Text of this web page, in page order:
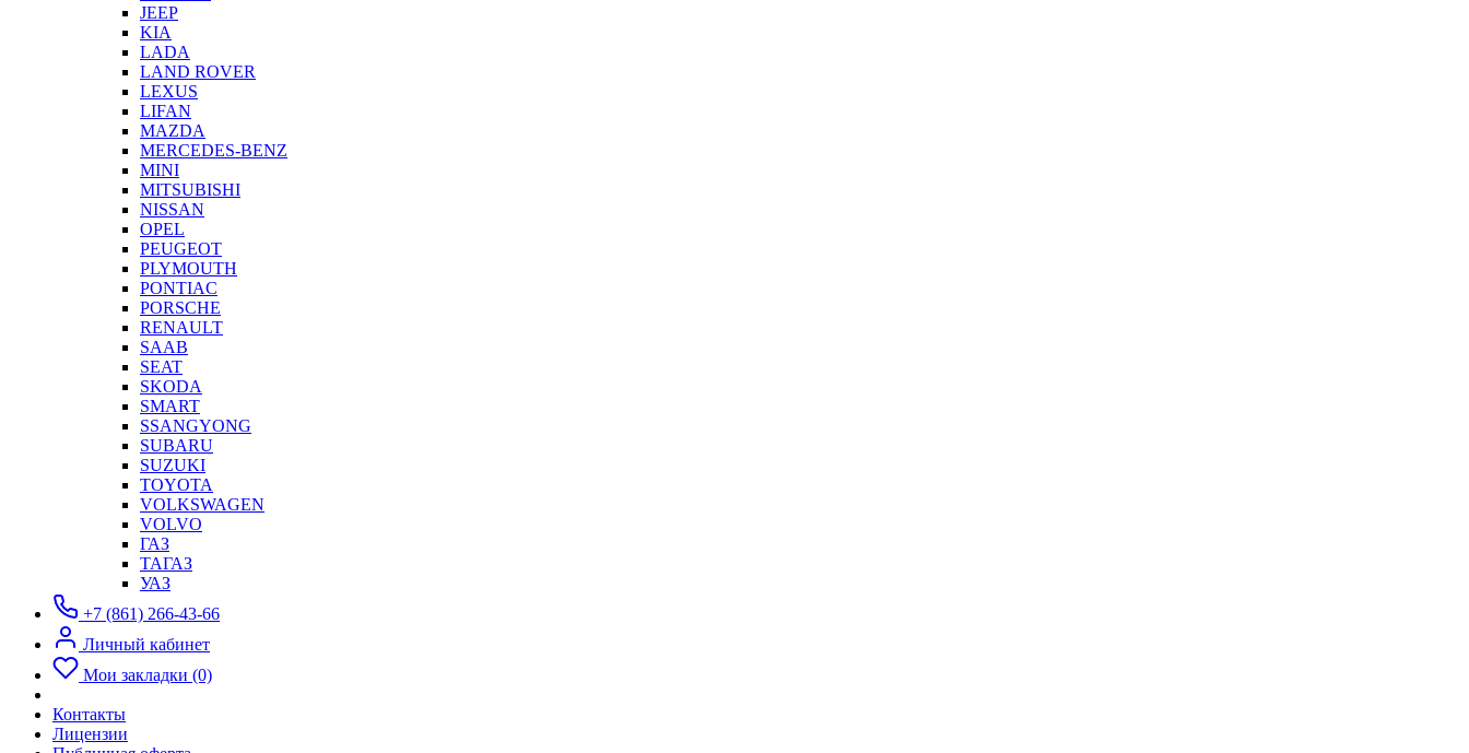
JEEP
KIA
LADA
LAND ROVER
LEXUS
LIFAN
MAZDA
MERCEDES-BENZ
MINI
MITSUBISHI
NISSAN
OPEL
PEUGEOT
PLYMOUTH
PONTIAC
PORSCHE
RENAULT
SAAB
SEAT
SKODA
SMART
SSANGYONG
SUBARU
SUZUKI
TOYOTA
VOLKSWAGEN
VOLVO
ГАЗ
ТАГАЗ
УАЗ
+7 (861) 266-43-66
Личный кабинет
Мои закладки (0)
Контакты
Лицензии